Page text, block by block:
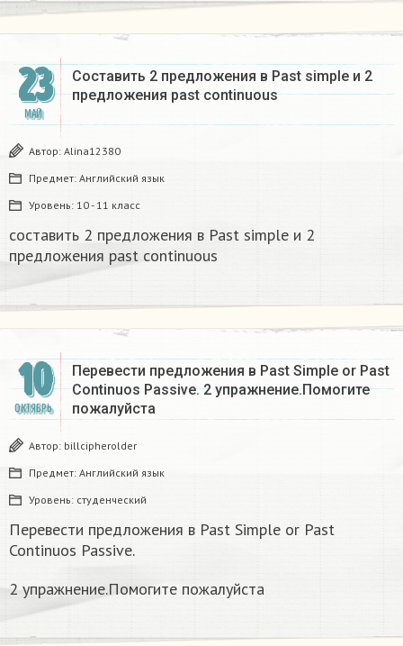
23
МАЙ
Составить 2 предложения в Past simple и 2
предложения past continuous
Автор: Alina12380
Предмет: Английский язык
Уровень: 10 - 11 класс
составить 2 предложения в Past simple и 2
предложения past continuous
10
ОКТЯБРЬ
Перевести предложения в Past Simple or Past
Continuos Passive. 2 упражнение.Помогите
пожалуйста
Автор: billcipherolder
Предмет: Английский язык
Уровень: студенческий
Перевести предложения в Past Simple or Past
Continuos Passive.
2 упражнение.Помогите пожалуйста